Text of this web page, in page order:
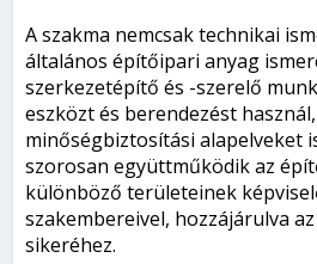
A szakma nemcsak technikai
általános építőipari anyag
szerkezetépítő és -szerelő
eszközt és berendezést
minőségbiztosítási alapelveket
szorosan együttműködik az
különböző területeinek
szakembereivel, hozzájárulva
sikeréhez.